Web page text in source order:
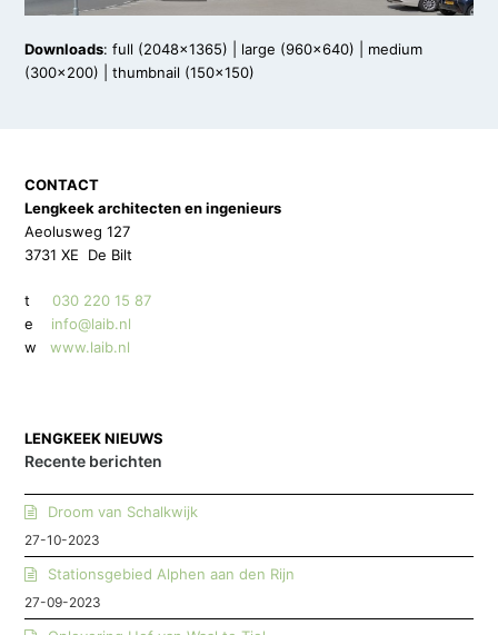
Downloads:full (2048x1365) large (960x640)
medium
(300x200) |thumbnail (150x150)
CONTACT
Lengkeek architecten en ingenieurs
Aeolusweg 127
3731 XE De Bilt
t030 220 15 87
e info@laib.nl
w
www.laib.nl
LENGKEEK NIEUWS
Recente berichten
Droom van Schalkwijk
27-10-2023
Stationsgebied Alphen aan den Rijn
27-09-2023